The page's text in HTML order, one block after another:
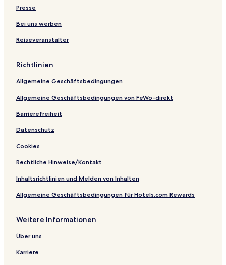
Presse
Bei uns werben
Reiseveranstalter
Richtlinien
Allgemeine Geschäftsbedingungen
Allgemeine Geschäftsbedingungen von FeWo-direkt
Barrierefreiheit
Datenschutz
Cookies
Rechtliche Hinweise/Kontakt
Inhaltsrichtlinien und Melden von Inhalten
Allgemeine Geschäftsbedingungen für Hotels.com Rewards
Weitere Informationen
Über uns
Karriere